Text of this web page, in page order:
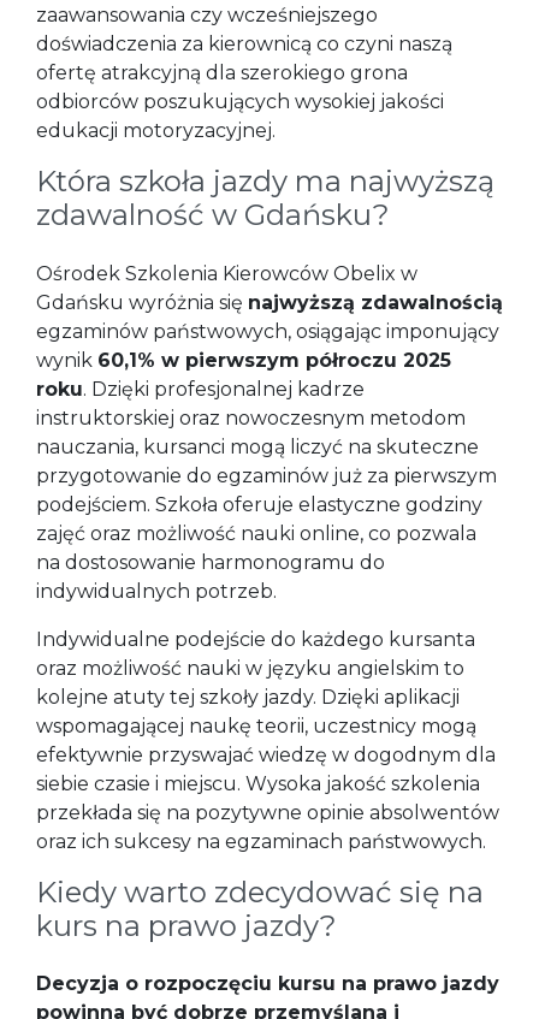
zaawansowania czy wcześniejszego
doświadczenia za kierownicą co czyni naszą
ofertę atrakcyjną dla szerokiego grona
odbiorców poszukujących wysokiej jakości
edukacji motoryzacyjnej.
Która szkoła jazdy ma najwyższą
zdawalność w Gdańsku?
Ośrodek Szkolenia Kierowców Obelix w
Gdańsku wyróżnia się najwyższą zdawalnością
egzaminów państwowych, osiągając imponujący
wynik 60,1% w pierwszym półroczu 2025
roku. Dzięki profesjonalnej kadrze
instruktorskiej oraz nowoczesnym metodom
nauczania, kursanci mogą liczyć na skuteczne
przygotowanie do egzaminów już za pierwszym
podejściem. Szkoła oferuje elastyczne godziny
zajęć oraz możliwość nauki online, co pozwala
na dostosowanie harmonogramu do
indywidualnych potrzeb.
Indywidualne podejście do każdego kursanta
oraz możliwość nauki w języku angielskim to
kolejne atuty tej szkoły jazdy. Dzięki aplikacji
wspomagającej naukę teorii, uczestnicy mogą
efektywnie przyswajać wiedzę w dogodnym dla
siebie czasie i miejscu. Wysoka jakość szkolenia
przekłada się na pozytywne opinie absolwentów
oraz ich sukcesy na egzaminach państwowych.
Kiedy warto zdecydować się na
kurs na prawo jazdy?
Decyzja o rozpoczęciu kursu na prawo jazdy
powinna być dobrze przemyślana i